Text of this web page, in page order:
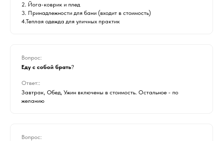
2. Йога-коврик и плед
3. Принадлежности для бани (входит в стоимость)
4.Теплая одежда для уличных практик
Вопрос:
Еду с собой брать?
Ответ::
Завтрак, Обед, Ужин включены в стоимость. Остальное - по
желанию
Вопрос: